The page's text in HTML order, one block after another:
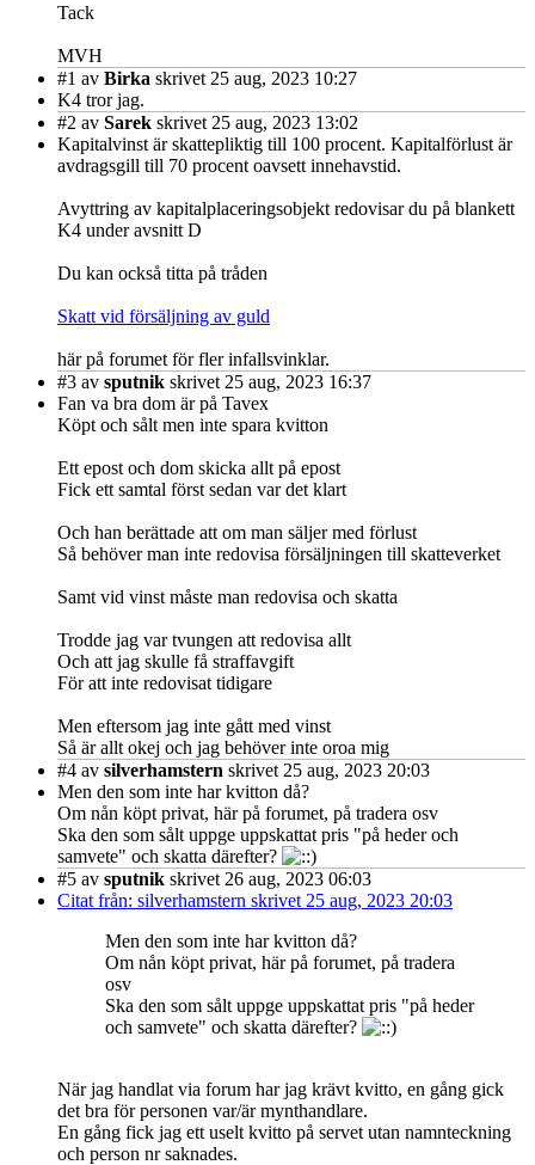
Tack
MVH
#1 av Birka skrivet 25 aug, 2023 10:27
K4 tror jag.
#2 av Sarek skrivet 25 aug, 2023 13:02
Kapitalvinst är skattepliktig till 100 procent. Kapitalförlust är
avdragsgill till 70 procent oavsett innehavstid.
Avyttring av kapitalplaceringsobjekt redovisar du på blankett
K4 under avsnitt D
Du kan också titta på tråden
Skatt vid försäljning av guld
här på forumet för fler infallsvinklar.
#3 av sputnik skrivet 25 aug, 2023 16:37
Fan va bra dom är på Tavex
Köpt och sålt men inte spara kvitton
Ett epost och dom skicka allt på epost
Fick ett samtal först sedan var det klart
Och han berättade att om man säljer med förlust
Så behöver man inte redovisa försäljningen till skatteverket
Samt vid vinst måste man redovisa och skatta
Trodde jag var tvungen att redovisa allt
Och att jag skulle få straffavgift
För att inte redovisat tidigare
Men eftersom jag inte gått med vinst
Så är allt okej och jag behöver inte oroa mig
#4 av silverhamstern skrivet 25 aug, 2023 20:03
Men den som inte har kvitton då?
Om nån köpt privat, här på forumet, på tradera osv
Ska den som sålt uppge uppskattat pris "på heder och
samvete" och skatta därefter?
#5 av sputnik skrivet 26 aug, 2023 06:03
Citat från: silverhamstern skrivet 25 aug, 2023 20:03
Men den som inte har kvitton då?
Om nån köpt privat, här på forumet, på tradera
osv
Ska den som sålt uppge uppskattat pris "på heder
och samvete" och skatta därefter?
När jag handlat via forum har jag krävt kvitto, en gång gick
det bra för personen var/är mynthandlare.
En gång fick jag ett uselt kvitto på servet utan namnteckning
och person nr saknades.